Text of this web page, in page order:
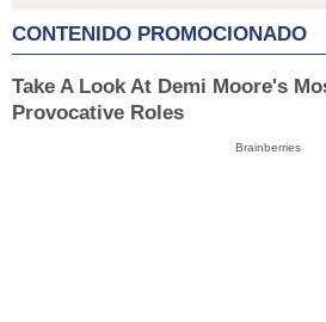
CONTENIDO PROMOCIONADO
Take A Look At Demi Moore's
Provocative Roles
Brainberries